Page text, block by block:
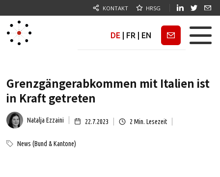
KONTAKT HRSG
DE FR EN Newsletter
Grenzgängerabkommen mit Italien ist
in Kraft getreten
Natalja Ezzaini 22.7.2023 2 Min. Lesezeit
News (Bund & Kantone)